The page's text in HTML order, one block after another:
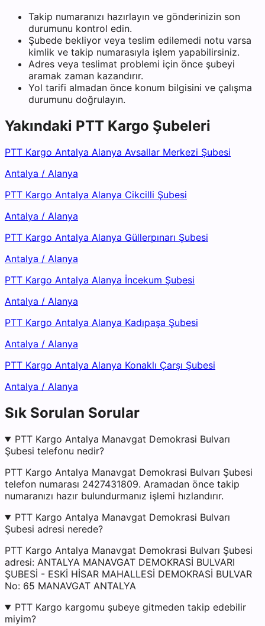
Takip numaranızı hazırlayın ve gönderinizin son
durumunu kontrol edin.
Şubede bekliyor veya teslim edilemedi notu varsa
kimlik ve takip numarasıyla işlem yapabilirsiniz.
Adres veya teslimat problemi için önce şubeyi
aramak zaman kazandırır.
Yol tarifi almadan önce konum bilgisini ve çalışma
durumunu doğrulayın.
Yakındaki PTT Kargo Şubeleri
PTT Kargo Antalya Alanya Avsallar Merkezi Şubesi
Antalya / Alanya
PTT Kargo Antalya Alanya Cikcilli Şubesi
Antalya / Alanya
PTT Kargo Antalya Alanya Güllerpınarı Şubesi
Antalya / Alanya
PTT Kargo Antalya Alanya İncekum Şubesi
Antalya / Alanya
PTT Kargo Antalya Alanya Kadıpaşa Şubesi
Antalya / Alanya
PTT Kargo Antalya Alanya Konaklı Çarşı Şubesi
Antalya / Alanya
Sık Sorulan Sorular
PTT Kargo Antalya Manavgat Demokrasi Bulvarı
Şubesi telefonu nedir?
PTT Kargo Antalya Manavgat Demokrasi Bulvarı Şubesi
telefon numarası 2427431809. Aramadan önce takip
numaranızı hazır bulundurmanız işlemi hızlandırır.
PTT Kargo Antalya Manavgat Demokrasi Bulvarı
Şubesi adresi nerede?
PTT Kargo Antalya Manavgat Demokrasi Bulvarı Şubesi
adresi: ANTALYA MANAVGAT DEMOKRASİ BULVARI
ŞUBESİ - ESKİ HİSAR MAHALLESİ DEMOKRASİ BULVAR
No: 65 MANAVGAT ANTALYA
PTT Kargo kargomu şubeye gitmeden takip edebilir
miyim?